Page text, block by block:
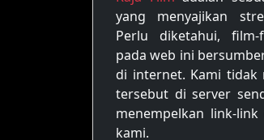
yang menyajikan
Perlu diketahui,
pada web ini
di internet. Kami tidak
tersebut di server
menempelkan link-
kami.